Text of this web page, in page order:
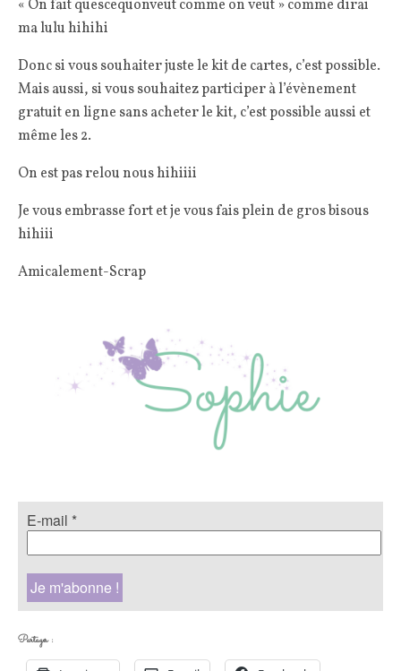
« On fait quescequonveut comme on veut » comme dirai
ma lulu hihihi
Donc si vous souhaiter juste le kit de cartes, c’est possible.
Mais aussi, si vous souhaitez participer à l’évènement
gratuit en ligne sans acheter le kit, c’est possible aussi et
même les 2.
On est pas relou nous hihiiii
Je vous embrasse fort et je vous fais plein de gros bisous
hihiii
Amicalement-Scrap
E-mail *
Partager :